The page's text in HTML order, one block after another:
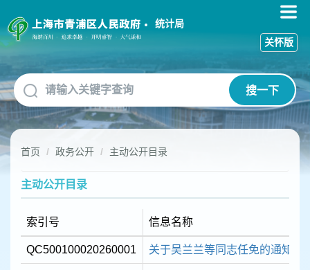
障
碍
作
说
明
跳
到
网
统计局
搜一下
关怀版
首页 政务公开 主动公开目录
主动公开目录
索引号 信息名称
QC500100020260001 关于吴兰兰等同志任免的通知